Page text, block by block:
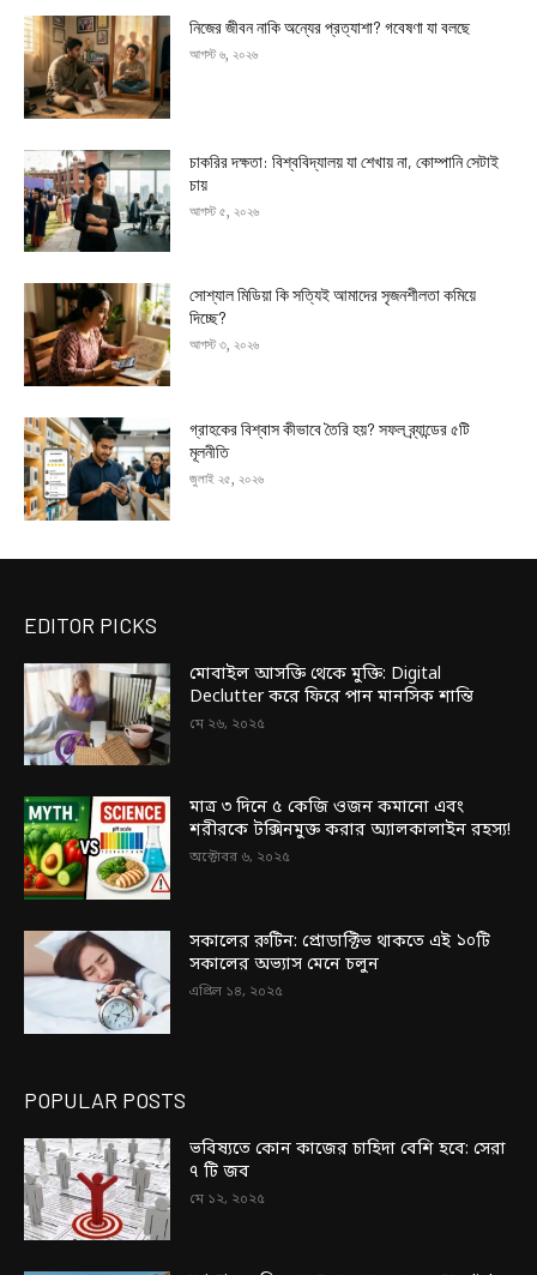
নিজের জীবন নাকি অন্যের প্রত্যাশা? গবেষণা যা বলছে
আগস্ট ৬, ২০২৬
চাকরির দক্ষতা: বিশ্ববিদ্যালয় যা শেখায় না, কোম্পানি সেটাই
চায়
আগস্ট ৫, ২০২৬
সোশ্যাল মিডিয়া কি সত্যিই আমাদের সৃজনশীলতা কমিয়ে
দিচ্ছে?
আগস্ট ৩, ২০২৬
গ্রাহকের বিশ্বাস কীভাবে তৈরি হয়? সফল ব্র্যান্ডের ৫টি
মূলনীতি
জুলাই ২৫, ২০২৬
EDITOR PICKS
মোবাইল আসক্তি থেকে মুক্তি: Digital
Declutter করে ফিরে পান মানসিক শান্তি
মে ২৬, ২০২৫
মাত্র ৩ দিনে ৫ কেজি ওজন কমানো এবং
শরীরকে টক্সিনমুক্ত করার অ্যালকালাইন রহস্য!
অক্টোবর ৬, ২০২৫
সকালের রুটিন: প্রোডাক্টিভ থাকতে এই ১০টি
সকালের অভ্যাস মেনে চলুন
এপ্রিল ১৪, ২০২৫
POPULAR POSTS
ভবিষ্যতে কোন কাজের চাহিদা বেশি হবে: সেরা
৭ টি জব
মে ১২, ২০২৫